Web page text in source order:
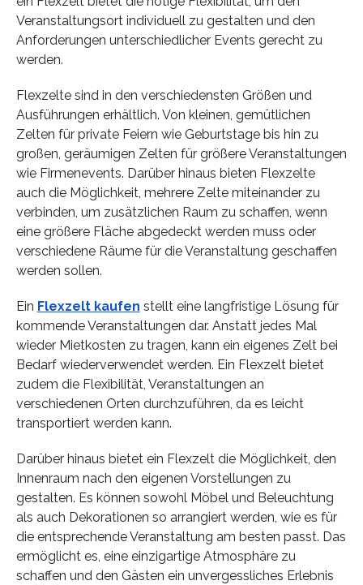
Veranstaltungsort individuell zu gestalten und den
Anforderungen unterschiedlicher Events gerecht zu
werden.
Flexzelte sind in den verschiedensten Größen und
Ausführungen erhältlich. Von kleinen, gemütlichen
Zelten für private Feiern wie Geburtstage bis hin zu
großen, geräumigen Zelten für größere Veranstaltungen
wie Firmenevents. Darüber hinaus bieten Flexzelte
auch die Möglichkeit, mehrere Zelte miteinander zu
verbinden, um zusätzlichen Raum zu schaffen, wenn
eine größere Fläche abgedeckt werden muss oder
verschiedene Räume für die Veranstaltung geschaffen
werden sollen.
Ein Flexzelt kaufen stellt eine langfristige Lösung für
kommende Veranstaltungen dar. Anstatt jedes Mal
wieder Mietkosten zu tragen, kann ein eigenes Zelt bei
Bedarf wiederverwendet werden. Ein Flexzelt bietet
zudem die Flexibilität, Veranstaltungen an
verschiedenen Orten durchzuführen, da es leicht
transportiert werden kann.
Darüber hinaus bietet ein Flexzelt die Möglichkeit, den
Innenraum nach den eigenen Vorstellungen zu
gestalten. Es können sowohl Möbel und Beleuchtung
als auch Dekorationen so arrangiert werden, wie es für
die entsprechende Veranstaltung am besten passt. Das
ermöglicht es, eine einzigartige Atmosphäre zu
schaffen und den Gästen ein unvergessliches Erlebnis